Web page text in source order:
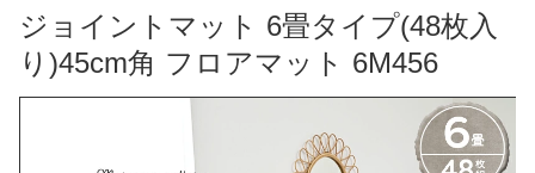
ジョイントマット 6畳タイプ(48枚入
り)45cm角 フロアマット 6M456